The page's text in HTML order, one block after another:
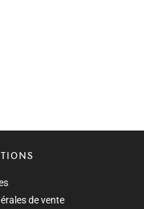
de vente